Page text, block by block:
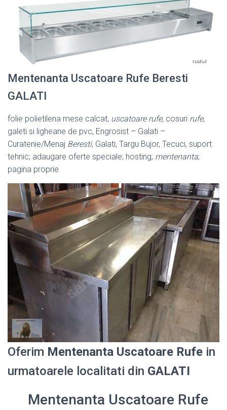
Mentenanta Uscatoare Rufe Beresti
GALATI
folie polietilena mese calcat, uscatoare rufe, cosuri rufe,
galeti si ligheane de pvc, Engrosist – Galati –
Curatenie/Menaj Beresti, Galati, Targu Bujor, Tecuci, suport
tehnic; adaugare oferte speciale; hosting; mentenanta;
pagina proprie
Oferim Mentenanta Uscatoare Rufe in
urmatoarele localitati din GALATI
Mentenanta Uscatoare Rufe